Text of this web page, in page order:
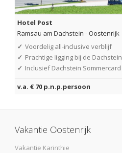
Hotel Post
Ramsau am Dachstein -Oostenrijk
✓ Voordelig all-inclusive verblijf
✓ Prachtige ligging bij de Dachstein
✓ Inclusief Dachstein Sommercard
v.a. € 70 p.n.p.persoon
Vakantie Oostenrijk
Vakantie Karinthie